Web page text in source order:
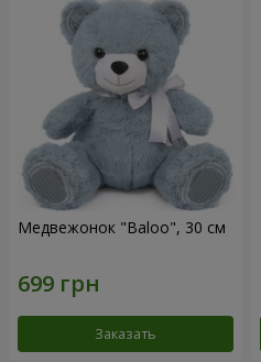
Медвежонок "Baloo", 30 см
Заказать